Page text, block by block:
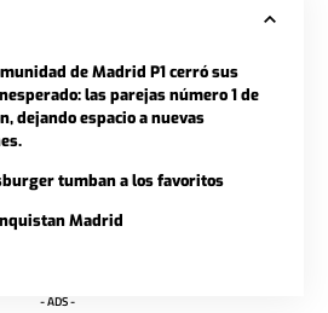
de Madrid P1 cerró sus
las parejas número 1 de
dejando espacio a nuevas
tumban a los favoritos
Madrid
- ADS -